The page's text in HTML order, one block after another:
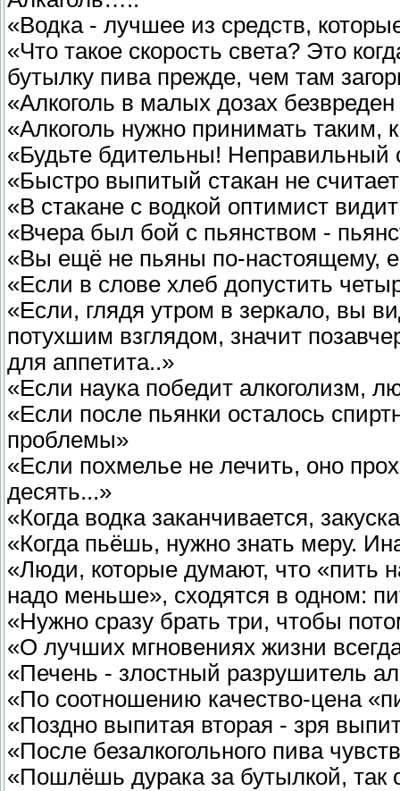
«Водка - лучшее из средств,
«Что такое скорость света? Это
бутылку пива прежде, чем там
«Алкоголь в малых дозах
«Алкоголь нужно принимать таким,
«Будьте бдительны! Неправильный
«Быстро выпитый стакан не
«В стакане с водкой оптимист
«Вчера был бой с пьянством -
«Вы ещё не пьяны по-настоящему,
«Если в слове хлеб допустить
«Если, глядя утром в зеркало, вы
потухшим взглядом, значит
для аппетита..»
«Если наука победит алкоголизм,
«Если после пьянки осталось
проблемы»
«Если похмелье не лечить, оно
десять...»
«Когда водка заканчивается,
«Когда пьёшь, нужно знать меру.
«Люди, которые думают, что «пить
надо меньше», сходятся в одном:
«Нужно сразу брать три, чтобы
«О лучших мгновениях жизни
«Печень - злостный разрушитель
«По соотношению качество-цена
«Поздно выпитая вторая - зря
«После безалкогольного пива
«Пошлёшь дурака за бутылкой, так